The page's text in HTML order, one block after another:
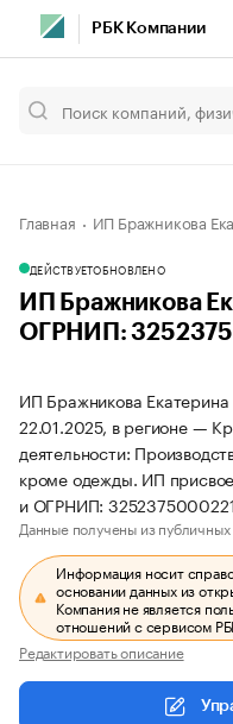
РБК Компании
Главная ИП Бражникова
ДЕЙСТВУЕТОБНОВЛЕНО
ИП Бражникова
ОГРНИП:
ИП Бражникова
22.01.2025, в регионе —
деятельности:
кроме одежды. ИП
и ОГРНИП:
Данные получены из
Информация носит
основании данных из
Компания не является
отношений с сервисом
Редактировать описание